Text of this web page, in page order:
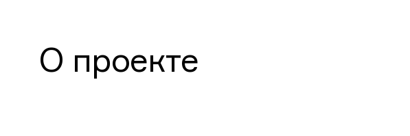
О проекте